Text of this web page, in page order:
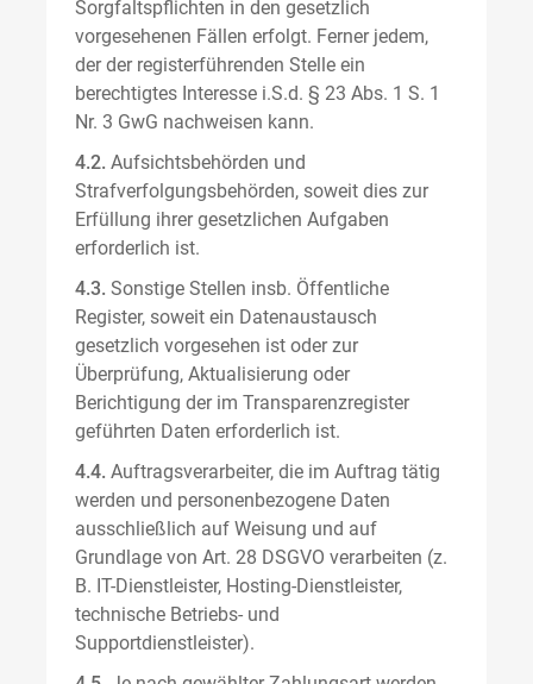
Sorgfaltspflichten in den gesetzlich
vorgesehenen Fällen erfolgt. Ferner jedem,
der der registerführenden Stelle ein
berechtigtes Interesse i.S.d. § 23 Abs. 1 S. 1
Nr. 3 GwG nachweisen kann.
4.2. Aufsichtsbehörden und
Strafverfolgungsbehörden, soweit dies zur
Erfüllung ihrer gesetzlichen Aufgaben
erforderlich ist.
4.3. Sonstige Stellen insb. Öffentliche
Register, soweit ein Datenaustausch
gesetzlich vorgesehen ist oder zur
Überprüfung, Aktualisierung oder
Berichtigung der im Transparenzregister
geführten Daten erforderlich ist.
4.4. Auftragsverarbeiter, die im Auftrag tätig
werden und personenbezogene Daten
ausschließlich auf Weisung und auf
Grundlage von Art. 28 DSGVO verarbeiten (z.
B. IT-Dienstleister, Hosting-Dienstleister,
technische Betriebs- und
Supportdienstleister).